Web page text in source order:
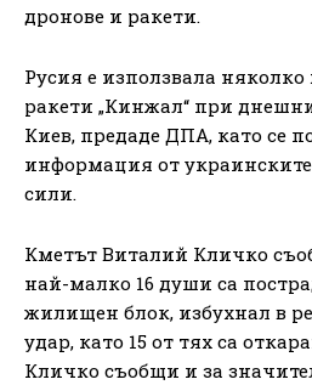
дронове и ракети.
Русия е използвала няколко
ракети „Кинжал“ при
Киев, предаде ДПА, като се
информация от
сили.
Кметът Виталий Кличко
най-малко 16 души са
жилищен блок, избухнал в
удар, като 15 от тях са
Кличко съобщи и за